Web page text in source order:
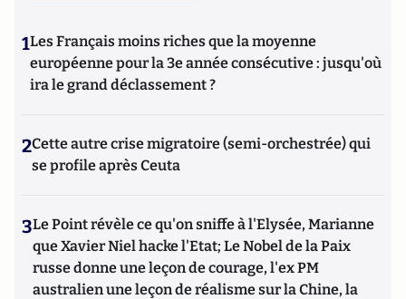
1Les Français moins riches que la moyenne
européenne pour la 3e année consécutive : jusqu'où
ira le grand déclassement ?
2Cette autre crise migratoire (semi-orchestrée) qui
se profile après Ceuta
3Le Point révèle ce qu'on sniffe à l'Elysée, Marianne
que Xavier Niel hacke l'Etat; Le Nobel de la Paix
russe donne une leçon de courage, l'ex PM
australien une leçon de réalisme sur la Chine, la